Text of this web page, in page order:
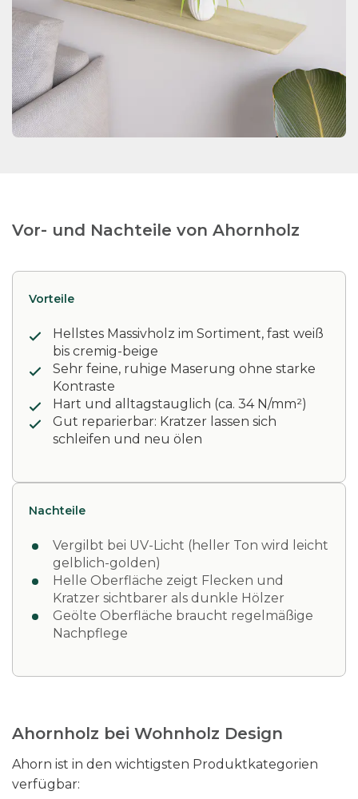
Vor- und Nachteile von Ahornholz
Vorteile
Hellstes Massivholz im Sortiment, fast weiß
bis cremig-beige
Sehr feine, ruhige Maserung ohne starke
Kontraste
Hart und alltagstauglich (ca. 34 N/mm²)
Gut reparierbar: Kratzer lassen sich
schleifen und neu ölen
Nachteile
Vergilbt bei UV-Licht (heller Ton wird leicht
gelblich-golden)
Helle Oberfläche zeigt Flecken und
Kratzer sichtbarer als dunkle Hölzer
Geölte Oberfläche braucht regelmäßige
Nachpflege
Ahornholz bei Wohnholz Design
Ahorn ist in den wichtigsten Produktkategorien
verfügbar: